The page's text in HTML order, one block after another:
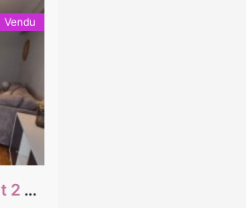
Vendu
À VENDRE – Superbe appartement 2 chambres à Forest (Rue Cervantes)